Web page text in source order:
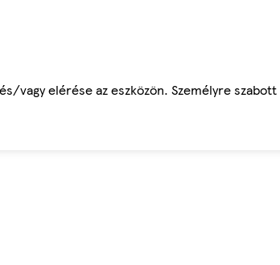
vagy elérése az eszközön. Személyre